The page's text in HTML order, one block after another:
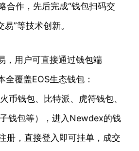
合作，先后完成“钱包扫码交
”等技术创新。
，用户可直接通过钱包端
全覆盖EOS生态钱包：
币钱包、比特派、虎符钱包、
钱包等），进入Newdex的钱
册，直接登入即可挂单，成交